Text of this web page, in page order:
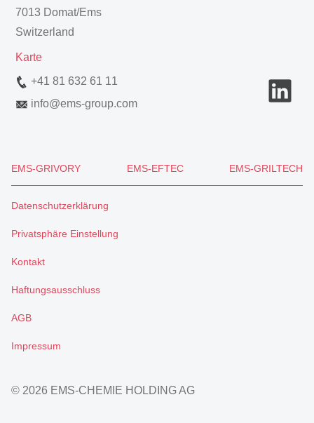
7013 Domat/Ems
Switzerland
Karte
+41 81 632 61 11
info@ems-group.com
EMS-GRIVORY EMS-EFTEC EMS-GRILTECH
Datenschutzerklärung
Privatsphäre Einstellung
Kontakt
Haftungsausschluss
AGB
Impressum
© 2026 EMS-CHEMIE HOLDING AG